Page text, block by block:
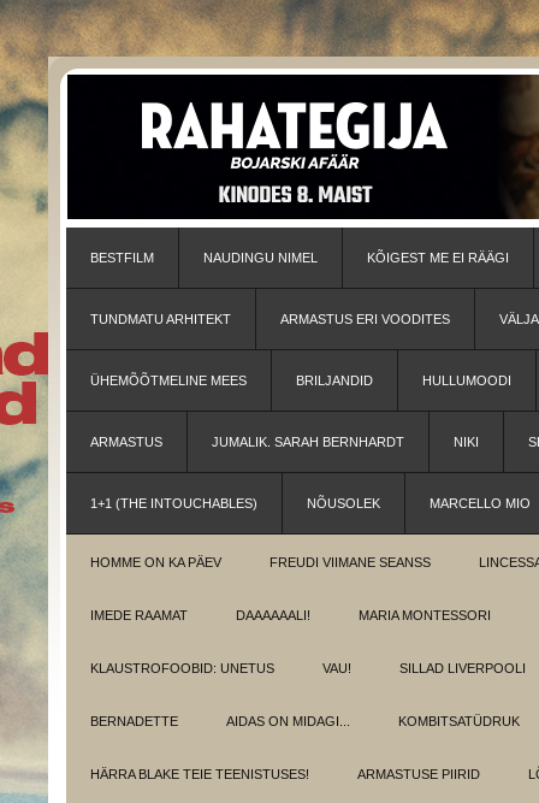
BESTFILM NAUDINGU NIMEL KÕIGEST ME EI RÄÄGI
TUNDMATU ARHITEKT ARMASTUS ERI VOODITES
ÜHEMÕÕTMELINE MEES BRILJANDID HULLUMOODI
ARMASTUS JUMALIK. SARAH BERNHARDT NIKI
1+1 (THE INTOUCHABLES) NÕUSOLEK MARCELLO MIO
HOMME ON KA PÄEV FREUDI VIIMANE SEANSS
IMEDE RAAMAT DAAAAAALI! MARIA MONTESSORI
KLAUSTROFOOBID: UNETUS VAU! SILLAD LIVERPOOLI
BERNADETTE AIDAS ON MIDAGI... KOMBITSATÜDRUK
HÄRRA BLAKE TEIE TEENISTUSES! ARMASTUSE PIIRID